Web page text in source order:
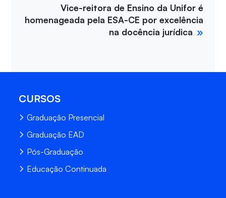
Vice-reitora de Ensino da Unifor é
homenageada pela ESA-CE por excelência
na docência jurídica
CURSOS
Graduação Presencial
Graduação EAD
Pós-Graduação
Educação Continuada